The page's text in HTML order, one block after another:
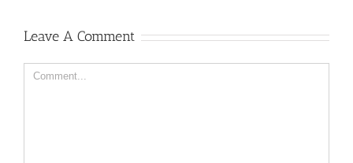
Leave A Comment
Comment